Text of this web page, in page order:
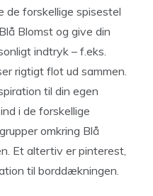
de forskellige spisestel
Blomst og give din
indtryk – f.eks.
rigtigt flot ud sammen.
til din egen
i de forskellige
omkring Blå
Et altertiv er pinterest,
til borddækningen.